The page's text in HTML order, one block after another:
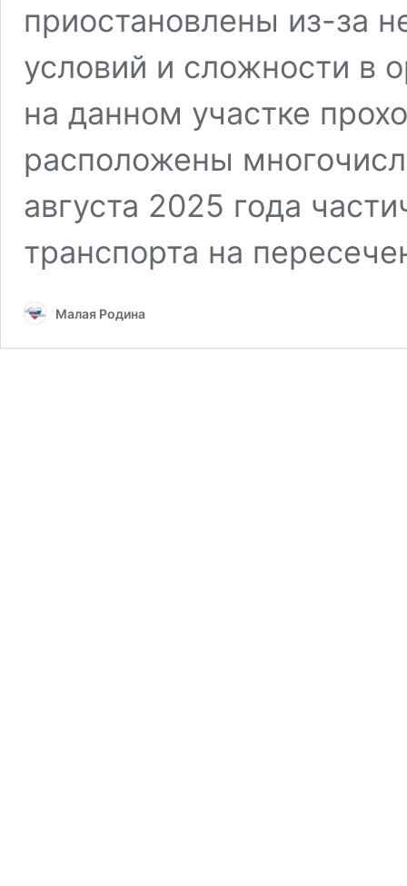
приостановлены из-за
условий и сложности в
на данном участке
расположены
августа 2025 года
транспорта на
Малая Родина